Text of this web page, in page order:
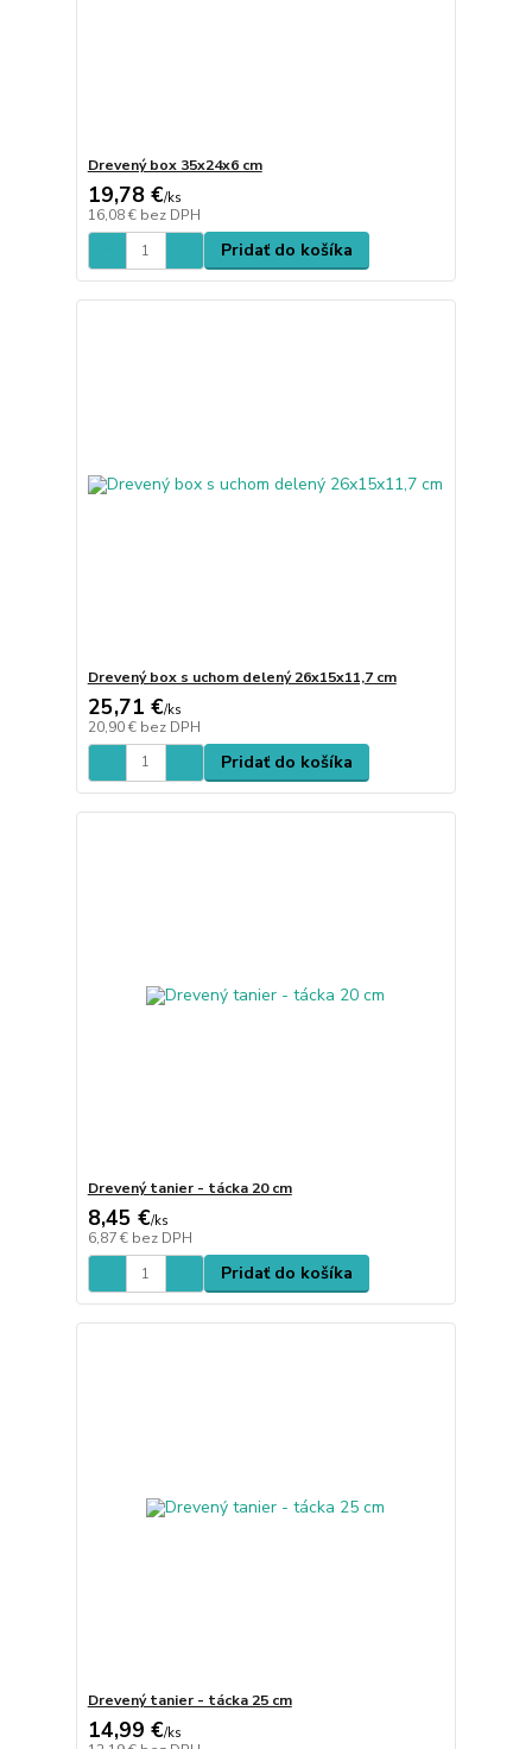
Drevený box 35x24x6 cm
19,78 €/ks
16,08 € bez DPH
Pridať do košíka
Drevený box s uchom delený 26x15x11,7 cm
25,71 €/ks
20,90 € bez DPH
Pridať do košíka
Drevený tanier - tácka 20 cm
8,45 €/ks
6,87 € bez DPH
Pridať do košíka
Drevený tanier - tácka 25 cm
14,99 €/ks